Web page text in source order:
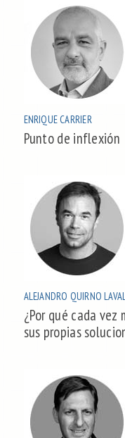
ENRIQUE CARRIER
Punto de inflexión
ALEJANDRO QUIRNO
¿Por qué cada vez
sus propias